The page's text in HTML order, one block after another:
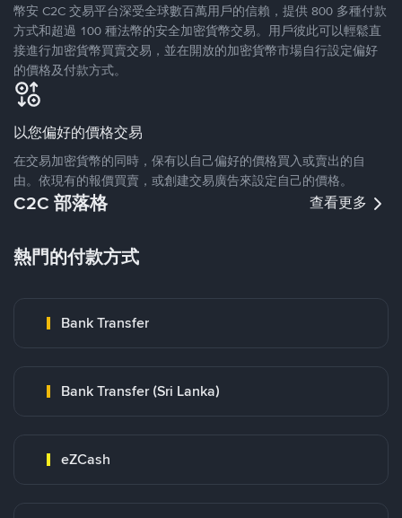
幣安 C2C 交易平台深受全球數百萬用戶的信賴，提供 800 多種付款
方式和超過 100 種法幣的安全加密貨幣交易。用戶彼此可以輕鬆直
接進行加密貨幣買賣交易，並在開放的加密貨幣市場自行設定偏好
的價格及付款方式。
以您偏好的價格交易
在交易加密貨幣的同時，保有以自己偏好的價格買入或賣出的自
由。依現有的報價買賣，或創建交易廣告來設定自己的價格。
C2C 部落格 查看更多
熱門的付款方式
Bank Transfer
Bank Transfer (Sri Lanka)
eZCash